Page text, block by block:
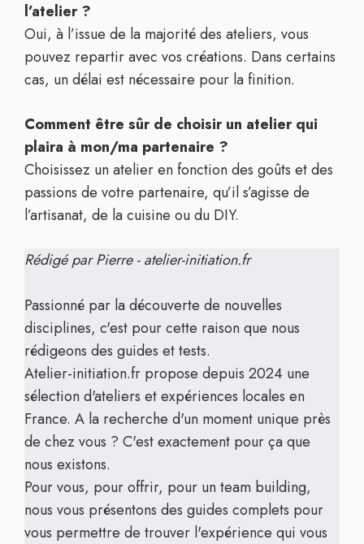
l’atelier ?
Oui, à l’issue de la majorité des ateliers, vous
pouvez repartir avec vos créations. Dans certains
cas, un délai est nécessaire pour la finition.
Comment être sûr de choisir un atelier qui
plaira à mon/ma partenaire ?
Choisissez un atelier en fonction des goûts et des
passions de votre partenaire, qu’il s’agisse de
l’artisanat, de la cuisine ou du DIY.
Rédigé par Pierre - atelier-initiation.fr
Passionné par la découverte de nouvelles
disciplines, c'est pour cette raison que nous
rédigeons des guides et tests.
Atelier-initiation.fr propose depuis 2024 une
sélection d'ateliers et expériences locales en
France. A la recherche d'un moment unique près
de chez vous ? C'est exactement pour ça que
nous existons.
Pour vous, pour offrir, pour un team building,
nous vous présentons des guides complets pour
vous permettre de trouver l'expérience qui vous